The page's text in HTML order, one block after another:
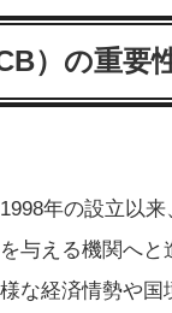
）の重要
年の設立以
与える機関へ
な経済情勢や